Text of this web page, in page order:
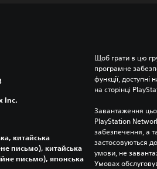
Inc.
китайська
письмо), китайська
письмо), японська
Щоб грати в цю
програмне
функції, доступні
на сторінці
Завантаження
PlayStation
забезпечення, а
застосовуються
умови, не
Умовах